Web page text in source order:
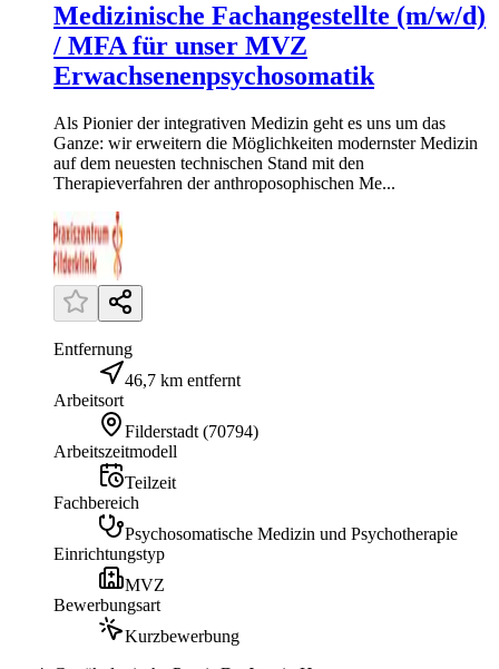
Medizinische Fachangestellte (m/w/d)
/ MFA für unser MVZ
Erwachsenenpsychosomatik
Als Pionier der integrativen Medizin geht es uns um das
Ganze: wir erweitern die Möglichkeiten modernster Medizin
auf dem neuesten technischen Stand mit den
Therapieverfahren der anthroposophischen Me...
Entfernung
46,7 km entfernt
Arbeitsort
Filderstadt (70794)
Arbeitszeitmodell
Teilzeit
Fachbereich
Psychosomatische Medizin und Psychotherapie
Einrichtungstyp
MVZ
Bewerbungsart
Kurzbewerbung